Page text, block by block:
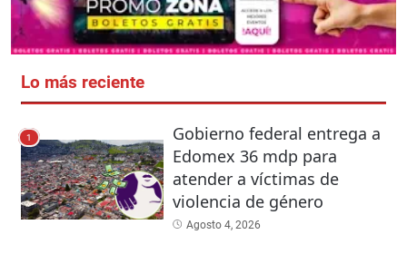
Lo más reciente
1
Gobierno federal entrega a
Edomex 36 mdp para
atender a víctimas de
violencia de género
Agosto 4, 2026